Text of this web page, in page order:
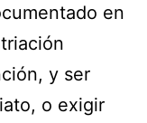
en
y ser
o exigir